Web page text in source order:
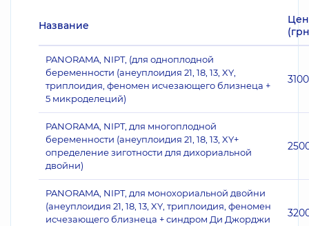
Название
PANORAMA, NIPT, (для одноплодной
беременности (анеуплоидия 21, 18, 13, XY,
триплоидия, феномен исчезающего близнеца +
5 микроделеций)
PANORAMA, NIPT, для многоплодной
беременности (анеуплоидия 21, 18, 13, XY+
определение зиготности для дихориальной
двойни)
PANORAMA, NIPT, для монохориальной двойни
(анеуплоидия 21, 18, 13, XY, триплоидия, феномен
исчезающего близнеца + синдром Ди Джорджи